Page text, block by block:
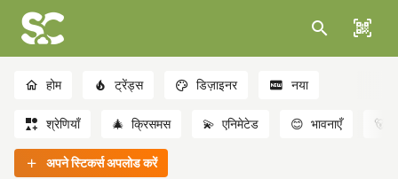
होम ट्रेंड्स डिज़ाइनर नया
श्रेणियाँ 🎄 क्रिसमस 💫 एनिमेटेड 😊 भावनाएँ 🐻
अपने स्टिकर्स अपलोड करें